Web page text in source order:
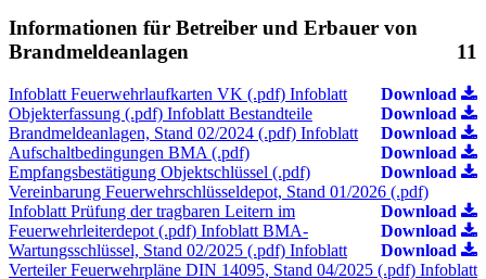
Informationen für Betreiber und Erbauer von
Brandmeldeanlagen
11
Infoblatt Feuerwehrlaufkarten VK (.pdf) Download
Infoblatt
Objekterfassung (.pdf)
Download
Infoblatt Bestandteile
Brandmeldeanlagen, Stand 02/2024 (.pdf)
Download
Infoblatt
Aufschaltbedingungen BMA (.pdf)
Download
Empfangsbestätigung Objektschlüssel (.pdf)
Download
Vereinbarung Feuerwehrschlüsseldepot, Stand 01/2026 (.pdf)
Download
Infoblatt Prüfung der tragbaren Leitern im
Feuerwehrleiterdepot (.pdf)
Download
Infoblatt BMA-
Wartungsschlüssel, Stand 02/2025 (.pdf)
Download
Infoblatt
Verteiler Feuerwehrpläne DIN 14095, Stand 04/2025 (.pdf) Infoblatt